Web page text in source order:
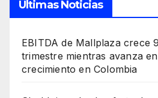
Últimas Noticias
EBITDA de Mallplaza crece
trimestre mientras avanza
crecimiento en Colombia